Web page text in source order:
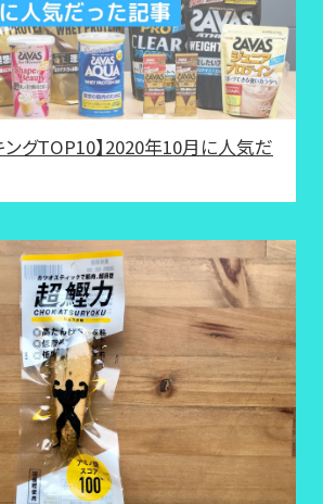
ングTOP10】2020年10月に人気だ